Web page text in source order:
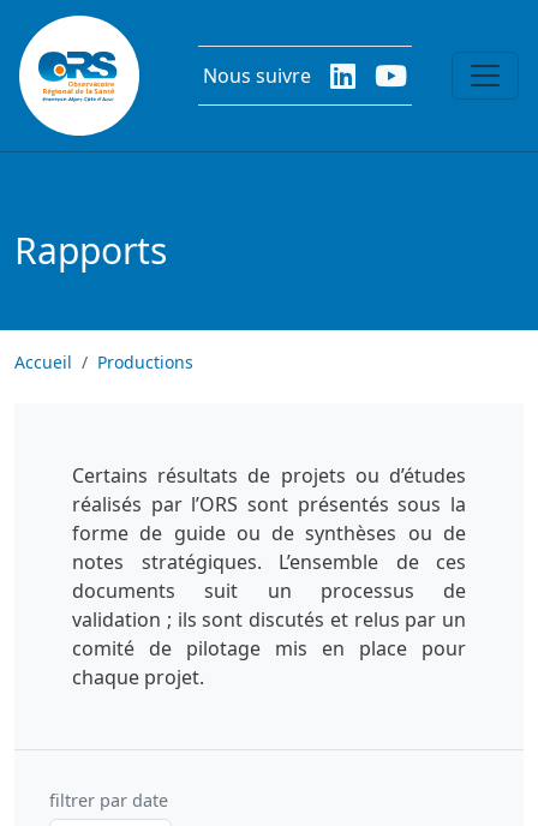
Aller au contenu principal
Nous suivre
Rapports
Accueil Productions
Certains résultats de projets ou d’études
réalisés par l’ORS sont présentés sous la
forme de guide ou de synthèses ou de
notes stratégiques. L’ensemble de ces
documents suit un processus de
validation ; ils sont discutés et relus par un
comité de pilotage mis en place pour
chaque projet.
filtrer par date